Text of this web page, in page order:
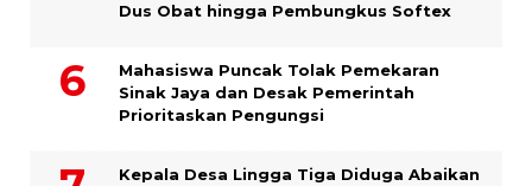
Dus Obat hingga Pembungkus Softex
Mahasiswa Puncak Tolak Pemekaran
Sinak Jaya dan Desak Pemerintah
Prioritaskan Pengungsi
Kepala Desa Lingga Tiga Diduga Abaikan